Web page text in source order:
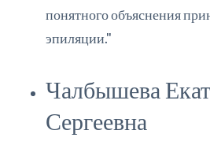
понятного объяснения
эпиляции."
Чалбышева
Сергеевна